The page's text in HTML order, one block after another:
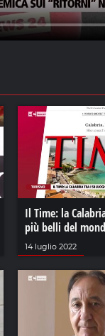
Il Time: la
più belli del
14 luglio 2022